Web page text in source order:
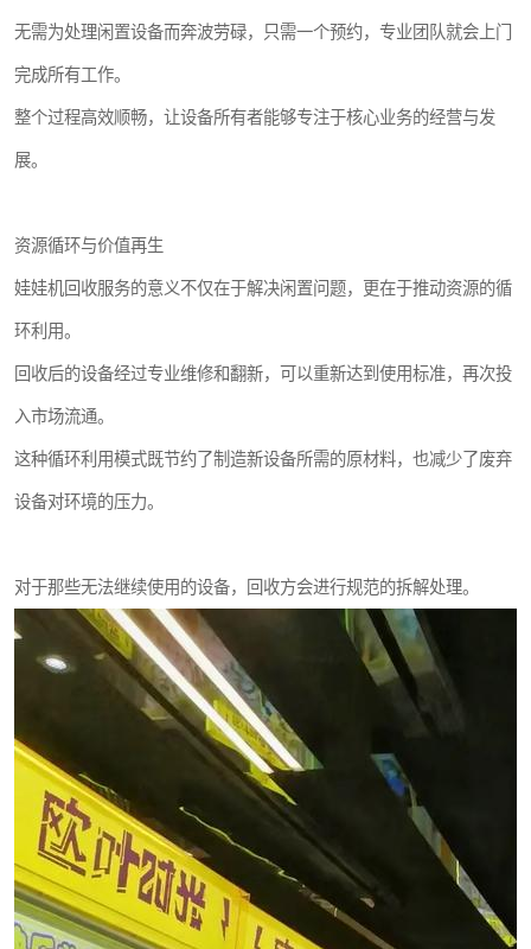
无需为处理闲置设备而奔波劳碌，只需一个预约，专业团队就会上门
完成所有工作。
整个过程高效顺畅，让设备所有者能够专注于核心业务的经营与发
展。
资源循环与价值再生
娃娃机回收服务的意义不仅在于解决闲置问题，更在于推动资源的循
环利用。
回收后的设备经过专业维修和翻新，可以重新达到使用标准，再次投
入市场流通。
这种循环利用模式既节约了制造新设备所需的原材料，也减少了废弃
设备对环境的压力。
对于那些无法继续使用的设备，回收方会进行规范的拆解处理。